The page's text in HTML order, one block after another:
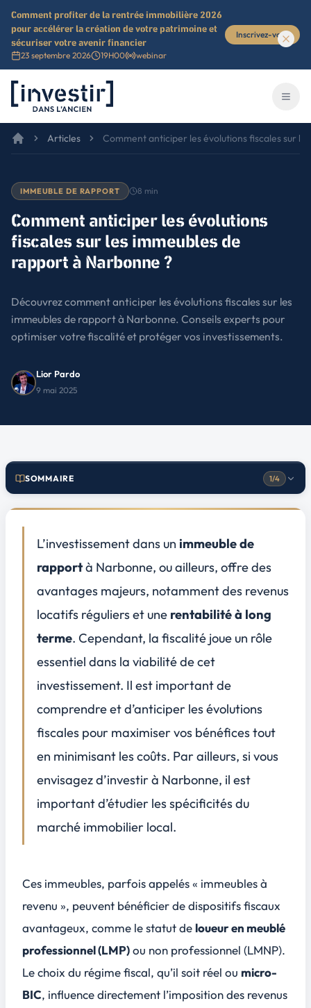
Comment profiter de la rentrée immobilière 2026
pour accélérer la création de votre patrimoine et
sécuriser votre avenir financier
23 septembre 2026 19H00 webinar
Inscrivez-vous
Investir dans l'ancien
Articles Comment anticiper les évolutions fiscales sur
IMMEUBLE DE RAPPORT 8 min
Comment anticiper les évolutions
fiscales sur les immeubles de
rapport à Narbonne ?
Découvrez comment anticiper les évolutions fiscales sur les
immeubles de rapport à Narbonne. Conseils experts pour
optimiser votre fiscalité et protéger vos investissements.
Lior Pardo
9 mai 2025
SOMMAIRE 1/4
1 Comprendre le cadre fiscal actuel pour les immeubles de rapport à Narbonne
Modifications législatives nationales et orientations politiques
Stratégies proactives pour anticiper les changements fiscaux
Conseils pour une veille réglementaire efficace
Planification fiscale et scénarios prévisionnels
Rôle des professionnels de l'immobilier et du conseil fiscal
Conclusion
L’investissement dans un immeuble de
rapportà Narbonne, ou ailleurs, offre des
avantages majeurs, notamment des revenus
locatifs régulierset une rentabilité à long
terme. Cependant, la fiscalité joue un rôle
essentiel dans la viabilité de cet
investissement. Il est important de
comprendre et d’anticiper les évolutions
fiscales pour maximiser vos bénéficestout
en minimisant les coûts. Par ailleurs, si vous
envisagez d’investir à Narbonne, il est
important d’étudier les spécificités du
marché immobilier local.
Ces immeubles, parfois appelés « immeubles à
revenu », peuvent bénéficier de dispositifs fiscaux
avantageux, comme le statut de loueur en meublé
professionnel (LMP)ou non professionnel (LMNP).
Le choix du régime fiscal, qu’il soit réel ou micro-
BIC, influence directement l’imposition des revenus